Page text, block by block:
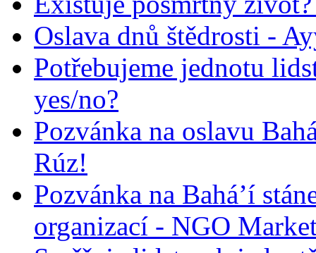
Oslava dnů štědrosti -
Potřebujeme jednotu
yes/no?
Pozvánka na oslavu
Rúz!
Pozvánka na Bahá’í
organizací - NGO